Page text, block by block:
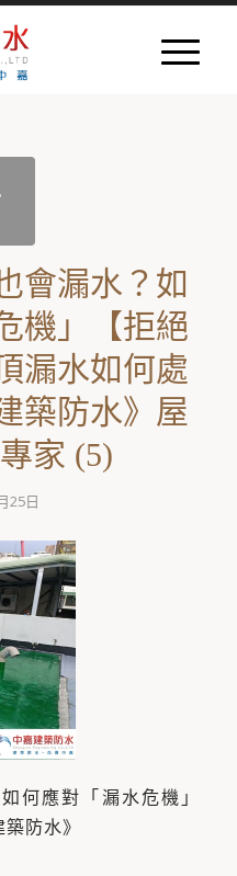
會漏水？如
機」【拒絕
漏水如何處
築防水》屋
家 (5)
25日
何應對「漏水危機」
防水》